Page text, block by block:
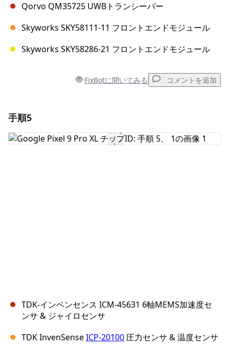
Qorvo QM35725 UWBトランシーバー
Skyworks SKY58111-11 フロントエンドモジュール
Skyworks SKY58286-21 フロントエンドモジュール
FixBotに聞いてみる コメントを追加
コメントを追加
手順5
TDK-インベンセンス ICM-45631 6軸MEMS加速度セ
ンサ & ジャイロセンサ
TDK InvenSenseICP-20100 圧力センサ & 温度センサ